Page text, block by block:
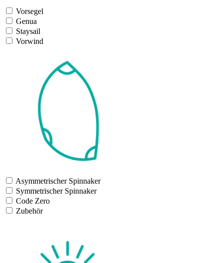
Vorsegel
Genua
Staysail
Vorwind
Asymmetrischer Spinnaker
Symmetrischer Spinnaker
Code Zero
Zubehör